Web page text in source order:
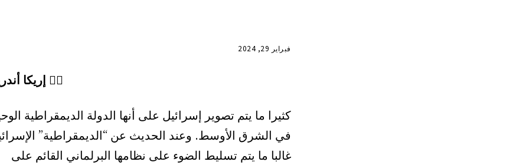
فبراير 29, 2024
✍🏾 إريكا
كثيرا ما يتم تصوير إسرائيل على أنها الدولة الديمقراطية
في الشرق الأوسط. وعند الحديث عن “الديمقراطية”
غالبا ما يتم تسليط الضوء على نظامها البرلماني القائم على